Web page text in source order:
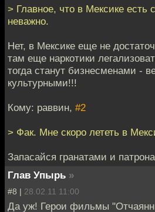
> Главное, что в Мексике есть
неважно.
Нет, в Мексике еще не
там еще наркотики
тогда станут бизнесменами -
культурными!!!
Кому: раввин, #2
> Фак. Мне скоро лететь в
Запасайся гранатами и
Глав Упырь »
#8 | 28.02.11 11:00
Да уж! Герои фильмы